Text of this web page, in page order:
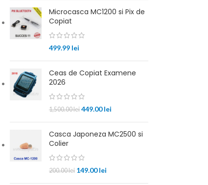
Microcasca MC1200 si Pix de
Copiat
499.99 lei
Ceas de Copiat Examene
2026
1,500.00lei 449.00lei
Casca Japoneza MC2500 si
Colier
200.00lei 149.00lei